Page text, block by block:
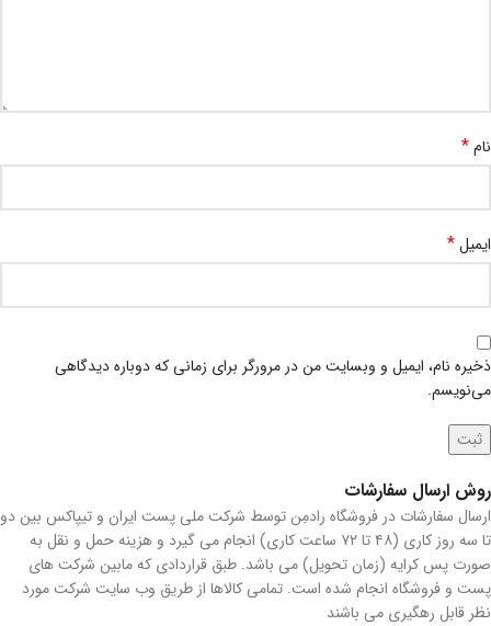
نام*
ایمیل*
ذخیره نام، ایمیل و وبسایت من در مرورگر برای زمانی که دوباره دیدگاهی
می‌نویسم.
روش ارسال سفارشات
ارسال سفارشات در فروشگاه رادمِن توسط شرکت ملی پست ایران و تیپاکس بین دو
تا سه روز کاری (۴۸ تا ۷۲ ساعت کاری) انجام می گیرد و هزینه حمل و نقل به
صورت پس کرایه (زمان تحویل) می باشد. طبق قراردادی که مابین شرکت های
پست و فروشگاه انجام شده است. تمامی کالاها از طریق وب سایت شرکت مورد
نظر قابل رهگیری می باشند